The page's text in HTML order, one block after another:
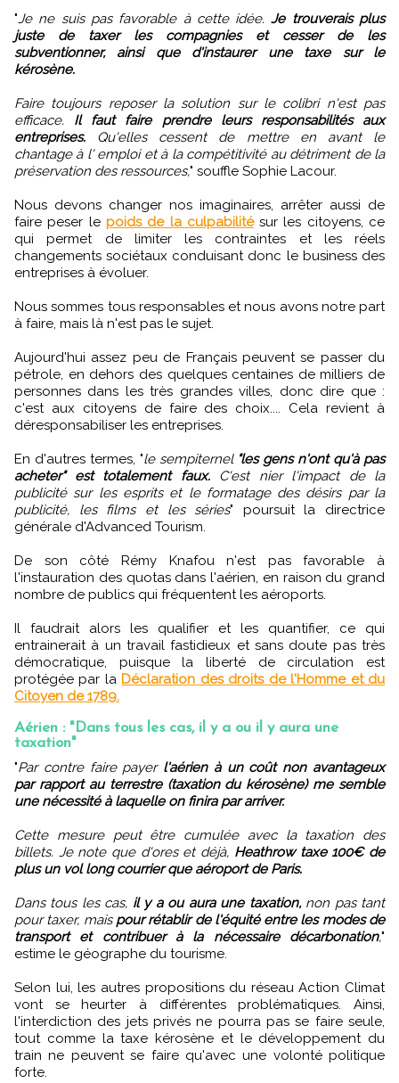
"Je ne suis pas favorable à cette idée.Je trouverais plus
juste de taxer les compagnies et cesser de les
subventionner, ainsi que d'instaurer une taxe sur le
kérosène.
Faire toujours reposer la solution sur le colibri n'est pas
efficace. Il faut faire prendre leurs responsabilités aux
entreprises. Qu'elles cessent de mettre en avant le
chantage à l' emploi et à la compétitivité au détriment de la
préservation des ressources," souffle Sophie Lacour.
Nous devons changer nos imaginaires, arrêter aussi de
faire peser le poids de la culpabilitésur les citoyens, ce
qui permet de limiter les contraintes et les réels
changements sociétaux conduisant donc le business des
entreprises à évoluer.
Nous sommes tous responsables et nous avons notre part
à faire, mais là n'est pas le sujet.
Aujourd'hui assez peu de Français peuvent se passer du
pétrole, en dehors des quelques centaines de milliers de
personnes dans les très grandes villes, donc dire que :
c'est aux citoyens de faire des choix.... Cela revient à
déresponsabiliser les entreprises.
En d'autres termes, "le sempiternel "les gens n'ont qu'à pas
acheter" est totalement faux.C'est nier l'impact de la
publicité sur les esprits et le formatage des désirs par la
publicité, les films et les séries" poursuit la directrice
générale d'Advanced Tourism.
De son côté Rémy Knafou n'est pas favorable à
l'instauration des quotas dans l'aérien, en raison du grand
nombre de publics qui fréquentent les aéroports.
Il faudrait alors les qualifier et les quantifier, ce qui
entrainerait à un travail fastidieux et sans doute pas très
démocratique, puisque la liberté de circulation est
protégée par la Déclaration des droits de l'Homme et du
Citoyen de 1789.
Aérien : "Dans tous les cas, il y a ou il y aura une
taxation"
" Par contre faire payer l'aérien à un coût non avantageux
par rapport au terrestre (taxation du kérosène) me semble
une nécessité à laquelle on finira par arriver.
Cette mesure peut être cumulée avec la taxation des
billets. Je note que d'ores et déjà, Heathrow taxe 100€ de
plus un vol long courrier que aéroport de Paris.
Dans tous les cas, il y a ou aura une taxation,non pas tant
pour taxer, mais pour rétablir de l'équité entre les modes de
transport et contribuer à la nécessaire décarbonation,"
estime le géographe du tourisme.
Selon lui, les autres propositions du réseau Action Climat
vont se heurter à différentes problématiques. Ainsi,
l'interdiction des jets privés ne pourra pas se faire seule,
tout comme la taxe kérosène et le développement du
train ne peuvent se faire qu'avec une volonté politique
forte.